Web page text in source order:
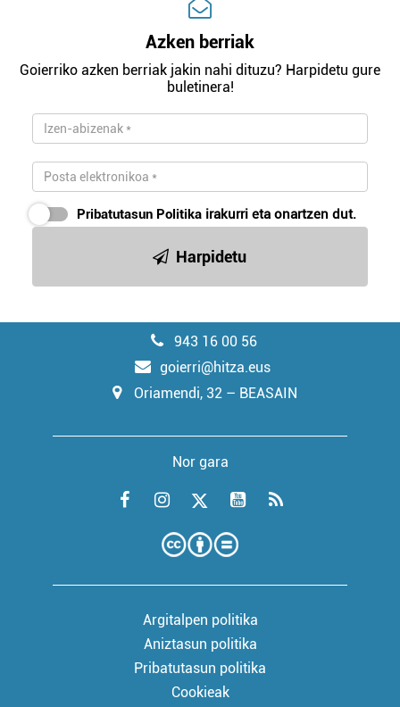
Azken berriak
Goierriko azken berriak jakin nahi dituzu? Harpidetu gure
buletinera!
Pribatutasun Politika irakurri eta onartzen dut.
Harpidetu
943 16 00 56
goierri@hitza.eus
Oriamendi, 32 – BEASAIN
Nor gara
Argitalpen politika
Aniztasun politika
Pribatutasun politika
Cookieak